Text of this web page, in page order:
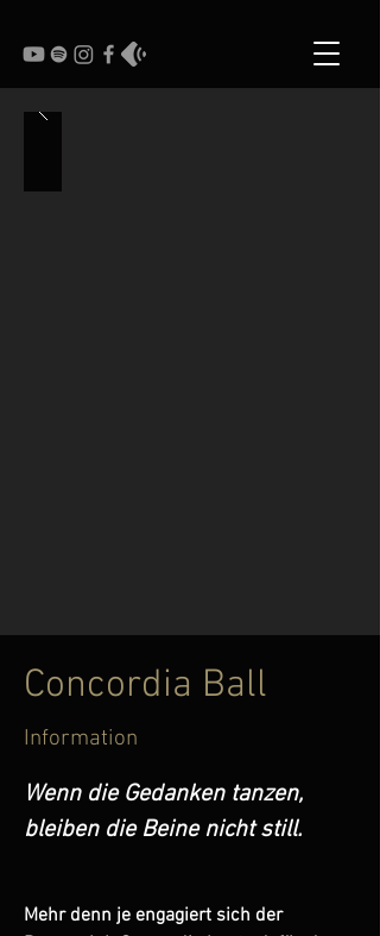
Concordia Ball
Information
Wenn die Gedanken tanzen,
bleiben die Beine nicht still.
Mehr denn je engagiert sich der